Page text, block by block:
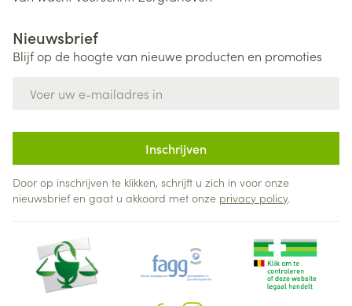
Nieuwsbrief
Blijf op de hoogte van nieuwe producten en promoties
Inschrijven
Door op inschrijven te klikken, schrijft u zich in voor onze
nieuwsbrief en gaat u akkoord met onze privacy policy.